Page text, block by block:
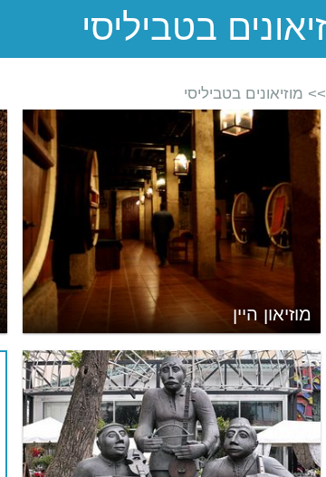
>> מוזיאונים בטביליסי
מוזיאון היין